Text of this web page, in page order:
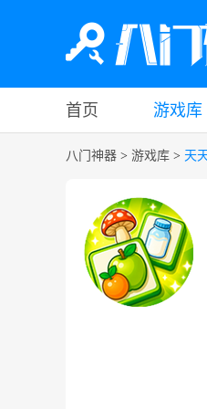
首页 游戏库
八门神器 > 游戏库 > 天